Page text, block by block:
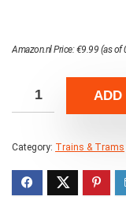
Amazon.nl Price:€9.99 (as of
ADD
Category: Trains & Trams